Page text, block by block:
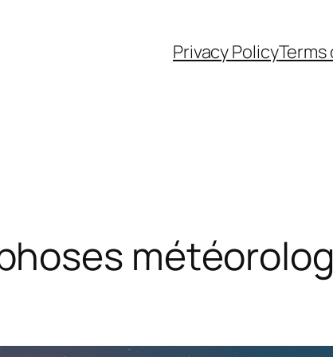
Privacy PolicyTerms